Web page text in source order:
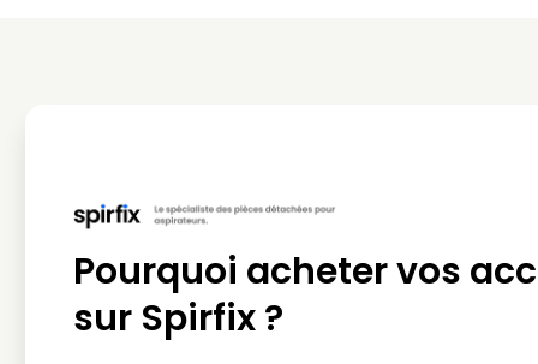
Pourquoi acheter vos
sur Spirfix ?